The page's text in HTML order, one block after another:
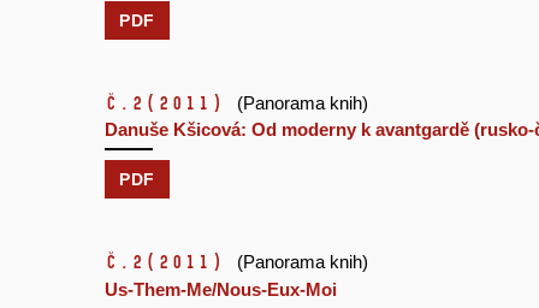
PDF
č.2 (2011)
(Panorama knih)
Danuše Kšicová: Od moderny k avantgardě
PDF
č.2 (2011)
(Panorama knih)
Us-Them-Me/Nous-Eux-Moi